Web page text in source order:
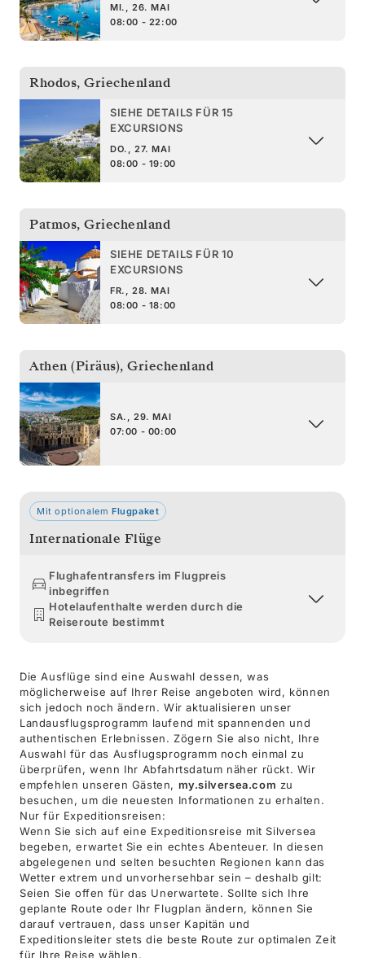
MI., 26. MAI
08:00 - 22:00
Rhodos, Griechenland
SIEHE DETAILS FÜR 15
EXCURSIONS
DO., 27. MAI
08:00 - 19:00
Patmos, Griechenland
SIEHE DETAILS FÜR 10
EXCURSIONS
FR., 28. MAI
08:00 - 18:00
Athen (Piräus), Griechenland
SA., 29. MAI
07:00 - 00:00
Mit optionalem Flugpaket
Internationale Flüge
Flughafentransfers im Flugpreis
inbegriffen
Hotelaufenthalte werden durch die
Reiseroute bestimmt
Die Ausflüge sind eine Auswahl dessen, was
möglicherweise auf Ihrer Reise angeboten wird, können
sich jedoch noch ändern. Wir aktualisieren unser
Landausflugsprogramm laufend mit spannenden und
authentischen Erlebnissen. Zögern Sie also nicht, Ihre
Auswahl für das Ausflugsprogramm noch einmal zu
überprüfen, wenn Ihr Abfahrtsdatum näher rückt. Wir
empfehlen unseren Gästen, my.silversea.com zu
besuchen, um die neuesten Informationen zu erhalten.
Nur für Expeditionsreisen:
Wenn Sie sich auf eine Expeditionsreise mit Silversea
begeben, erwartet Sie ein echtes Abenteuer. In diesen
abgelegenen und selten besuchten Regionen kann das
Wetter extrem und unvorhersehbar sein – deshalb gilt:
Seien Sie offen für das Unerwartete. Sollte sich Ihre
geplante Route oder Ihr Flugplan ändern, können Sie
darauf vertrauen, dass unser Kapitän und
Expeditionsleiter stets die beste Route zur optimalen Zeit
für Ihre Reise wählen.